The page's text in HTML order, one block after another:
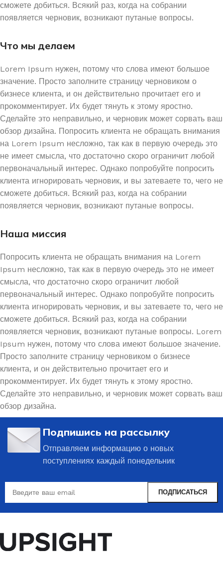
сможете добиться. Всякий раз, когда на собрании
появляется черновик, возникают путаные вопросы.
Что мы делаем
Lorem Ipsum нужен, потому что слова имеют большое
значение. Просто заполните страницу черновиком о
бизнесе клиента, и он действительно прочитает его и
прокомментирует. Их будет тянуть к этому яростно.
Сделайте это неправильно, и черновик может сорвать ваш
обзор дизайна. Попросить клиента не обращать внимания
на Lorem Ipsum несложно, так как в первую очередь это
не имеет смысла, что достаточно скоро ограничит любой
первоначальный интерес. Однако попробуйте попросить
клиента игнорировать черновик, и вы затеваете то, чего не
сможете добиться. Всякий раз, когда на собрании
появляется черновик, возникают путаные вопросы.
Наша миссия
Попросить клиента не обращать внимания на Lorem
Ipsum несложно, так как в первую очередь это не имеет
смысла, что достаточно скоро ограничит любой
первоначальный интерес. Однако попробуйте попросить
клиента игнорировать черновик, и вы затеваете то, чего не
сможете добиться. Всякий раз, когда на собрании
появляется черновик, возникают путаные вопросы. Lorem
Ipsum нужен, потому что слова имеют большое значение.
Просто заполните страницу черновиком о бизнесе
клиента, и он действительно прочитает его и
прокомментирует. Их будет тянуть к этому яростно.
Сделайте это неправильно, и черновик может сорвать ваш
обзор дизайна.
Подпишись на рассылку
Отправляем информацию о новых
поступлениях каждый понедельник